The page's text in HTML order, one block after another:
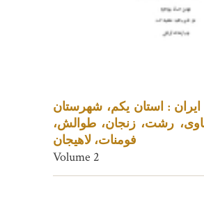
: استان یکم، شهرستان
رشت، زنجان، طوالش،
فومنات، لاهیجان
Volume 2